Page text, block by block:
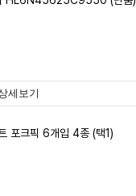
세보기
포크픽 6개입 4종 (택1)